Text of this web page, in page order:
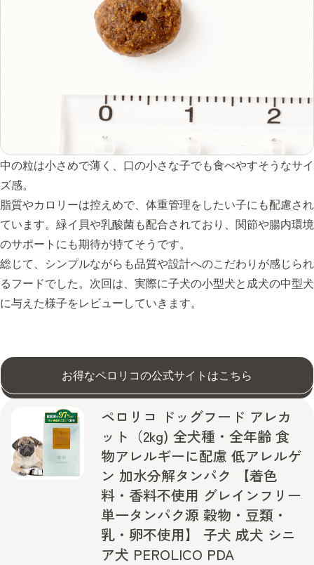
中の粒は小さめで薄く、口の小さな子でも食べやすそうなサイ
ズ感。
脂質やカロリーは控えめで、体重管理をしたい子にも配慮され
ています。緑イ貝や乳酸菌も配合されており、関節や腸内環境
のサポートにも期待が持てそうです。
総じて、シンプルながらも品質や設計へのこだわりが感じられ
るフードでした。次回は、実際に子犬の小型犬と成犬の中型犬
に与えた様子をレビューしていきます。
お得なペロリコの公式サイトはこちら
ペロリコ ドッグフード アレカ
ット（2kg) 全犬種・全年齢 食
物アレルギーに配慮 低アレルゲ
ン 加水分解タンパク 【着色
料・香料不使用 グレインフリー
単一タンパク源 穀物・豆類・
乳・卵不使用】 子犬 成犬 シニ
ア犬 PEROLICO PDA